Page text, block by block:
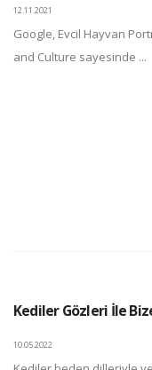
12.11.2021
Google, Evcil Hayvan
and Culture sayesinde ...
Kediler Gözleri İle
10.05.2022